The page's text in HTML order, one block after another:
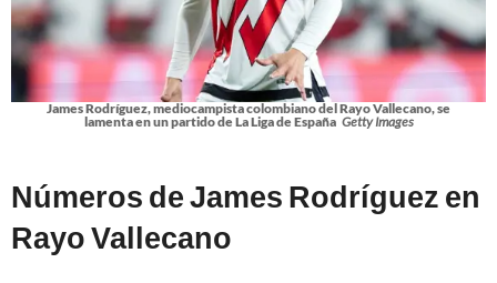
James Rodríguez, mediocampista colombiano del Rayo Vallecano, se
lamenta en un partido de La Liga de España Getty Images
Números de James Rodríguez en
Rayo Vallecano